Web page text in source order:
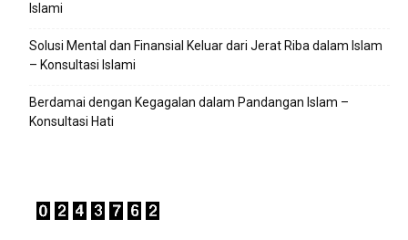
Islami
Solusi Mental dan Finansial Keluar dari Jerat Riba dalam Islam
– Konsultasi Islami
Berdamai dengan Kegagalan dalam Pandangan Islam –
Konsultasi Hati